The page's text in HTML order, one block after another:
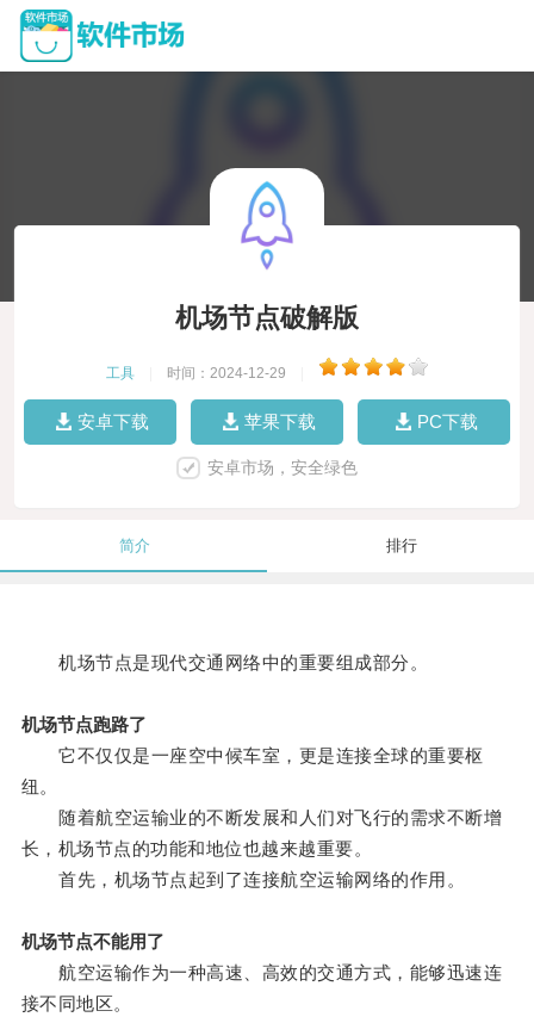
机场节点破解版
工具 时间：2024-12-29
安卓下载 苹果下载 PC下载
安卓市场，安全绿色
简介 排行
机场节点是现代交通网络中的重要组成部分。
机场节点跑路了
它不仅仅是一座空中候车室，更是连接全球的重要枢
纽。
随着航空运输业的不断发展和人们对飞行的需求不断增
长，机场节点的功能和地位也越来越重要。
首先，机场节点起到了连接航空运输网络的作用。
机场节点不能用了
航空运输作为一种高速、高效的交通方式，能够迅速连
接不同地区。